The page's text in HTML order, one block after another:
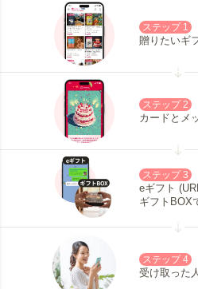
ステップ 1
贈りたいギ
ステップ 2
カードとメ
ステップ 3
eギフト
ギフトBOX
ステップ 4
受け取った